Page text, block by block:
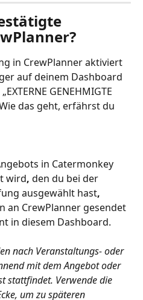
in CrewPlanner aktiviert
auf deinem Dashboard
GENEHMIGTE
das geht, erfährst du
in Catermonkey
wird, den du bei der
ausgewählt hast,
an CrewPlanner gesendet
in diesem Dashboard.
nach Veranstaltungs- oder
mit dem Angebot oder
stattfindet. Verwende die
um zu späteren